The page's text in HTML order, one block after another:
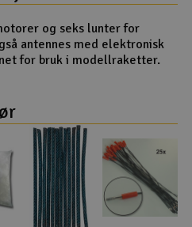
hobby
tilbehør
og seks lunter for
antennes med elektronisk
for bruk i modellraketter.